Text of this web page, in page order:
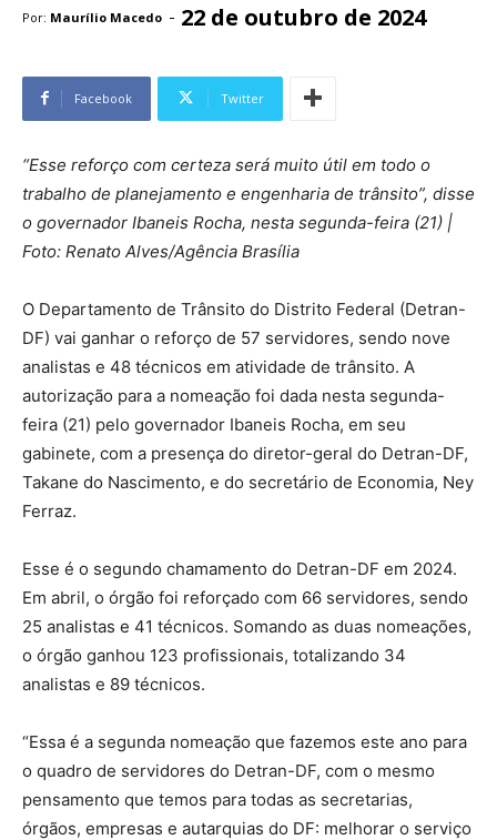
Por: Maurílio Macedo - 22 de outubro de 2024
Facebook Twitter
“Esse reforço com certeza será muito útil em todo o
trabalho de planejamento e engenharia de trânsito”, disse
o governador Ibaneis Rocha, nesta segunda-feira (21) |
Foto: Renato Alves/Agência Brasília
O Departamento de Trânsito do Distrito Federal (Detran-
DF) vai ganhar o reforço de 57 servidores, sendo nove
analistas e 48 técnicos em atividade de trânsito. A
autorização para a nomeação foi dada nesta segunda-
feira (21) pelo governador Ibaneis Rocha, em seu
gabinete, com a presença do diretor-geral do Detran-DF,
Takane do Nascimento, e do secretário de Economia, Ney
Ferraz.
Esse é o segundo chamamento do Detran-DF em 2024.
Em abril, o órgão foi reforçado com 66 servidores, sendo
25 analistas e 41 técnicos. Somando as duas nomeações,
o órgão ganhou 123 profissionais, totalizando 34
analistas e 89 técnicos.
“Essa é a segunda nomeação que fazemos este ano para
o quadro de servidores do Detran-DF, com o mesmo
pensamento que temos para todas as secretarias,
órgãos, empresas e autarquias do DF: melhorar o serviço